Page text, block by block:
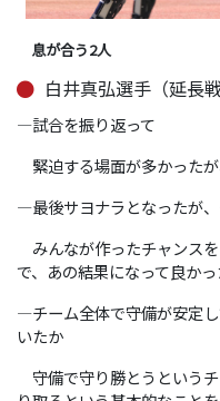
息が合う2人
白井真弘選手（延長
―試合を振り返って
緊迫する場面が多かった
―最後サヨナラとなったが
みんなが作ったチャンス
で、あの結果になって良かっ
―チーム全体で守備が安定
いたか
守備で守り勝とうという